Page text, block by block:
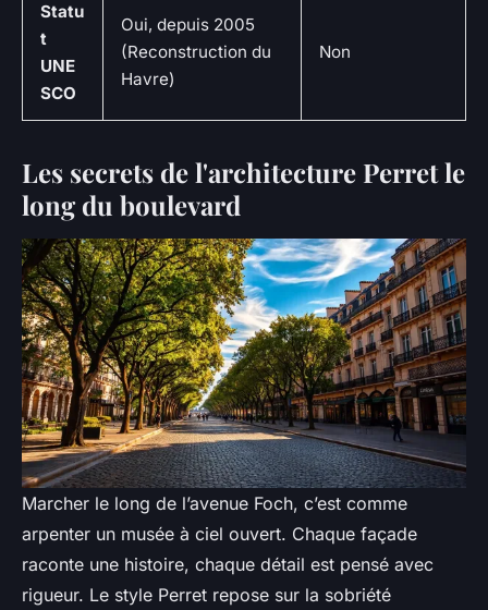
Statu
t
UNE
SCO
Oui, depuis 2005
(Reconstruction du
Havre)
Non
Les secrets de l'architecture Perret le
long du boulevard
Marcher le long de l’avenue Foch, c’est comme
arpenter un musée à ciel ouvert. Chaque façade
raconte une histoire, chaque détail est pensé avec
rigueur. Le style Perret repose sur la sobriété